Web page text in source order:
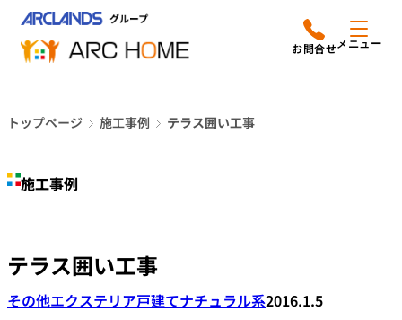
ッ
アークホームについて
施工事例
店舗案内
会社情報
メニュー
営業時間は
平日9時から18時までと
電話をかける
トップページ 施工事例 テラス囲い工事
施工事例
テラス囲い工事
その他エクステリア戸建てナチュラル系2016.1.5